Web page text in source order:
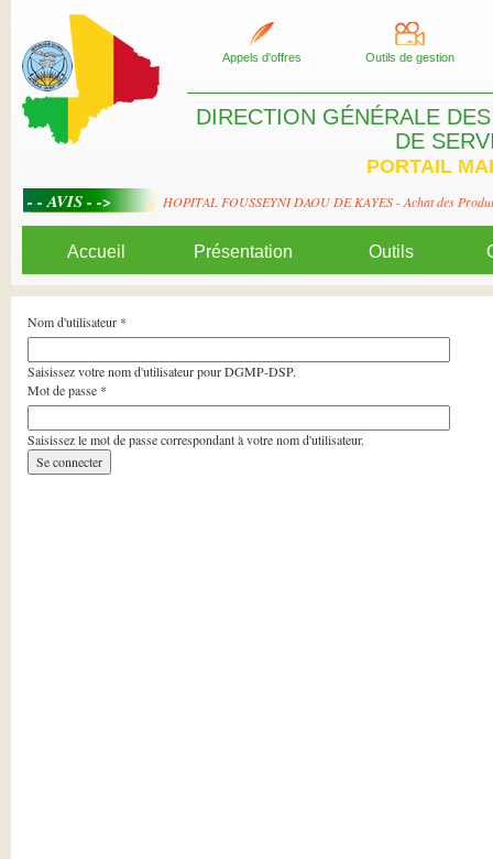
Appels d'offres Outils de gestion
DIRECTION GÉNÉRALE
DE
PORTAIL
(pont-barrage, mare) HOPITAL FOUSSEYNI DAOU DE KAYES - Achat des
Accueil Présentation Outils
Nom d'utilisateur *
Saisissez votre nom d'utilisateur pour DGMP-DSP.
Mot de passe *
Saisissez le mot de passe correspondant à votre nom d'utilisateur.